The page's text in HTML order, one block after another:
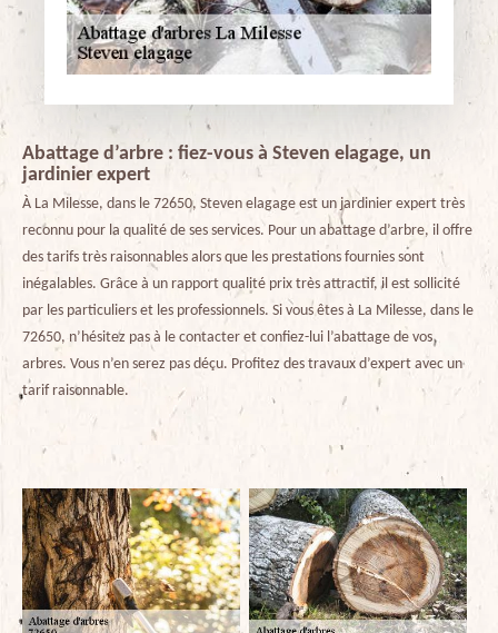
Abattage d’arbre : fiez-vous à Steven elagage, un
jardinier expert
À La Milesse, dans le 72650, Steven elagage est un jardinier expert très
reconnu pour la qualité de ses services. Pour un abattage d’arbre, il offre
des tarifs très raisonnables alors que les prestations fournies sont
inégalables. Grâce à un rapport qualité prix très attractif, il est sollicité
par les particuliers et les professionnels. Si vous êtes à La Milesse, dans le
72650, n’hésitez pas à le contacter et confiez-lui l’abattage de vos
arbres. Vous n’en serez pas déçu. Profitez des travaux d’expert avec un
tarif raisonnable.